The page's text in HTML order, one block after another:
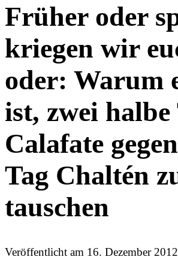
Früher oder
kriegen wir
oder: Warum
ist, zwei halbe
Calafate
Tag Chaltén
tauschen
Veröffentlicht am 16. Dezember 2012